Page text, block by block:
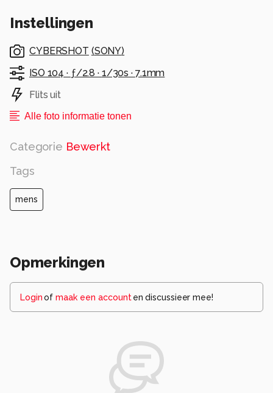
Instellingen
CYBERSHOT (SONY)
ISO 104 · ƒ/2.8 · 1/30s · 7.1mm
Flits uit
Alle foto informatie tonen
Categorie Bewerkt
Tags
mens
Opmerkingen
Loginof maak een account en discussieer mee!